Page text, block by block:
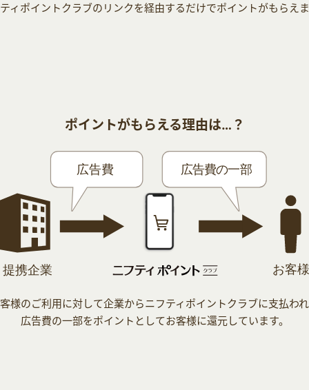
ィポイントクラブのリンクを経由するだけでポイントがもらえ
ポイントがもらえる理由は…？
様のご利用に対して企業からニフティポイントクラブに支払わ
広告費の一部をポイントとしてお客様に還元しています。